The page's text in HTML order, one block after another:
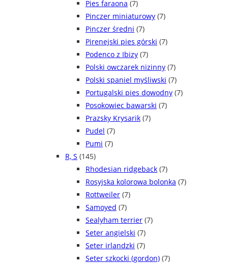
Pies faraona (7)
Pinczer miniaturowy (7)
Pinczer średni (7)
Pirenejski pies górski (7)
Podenco z Ibizy (7)
Polski owczarek nizinny (7)
Polski spaniel myśliwski (7)
Portugalski pies dowodny (7)
Posokowiec bawarski (7)
Prazsky Krysarik (7)
Pudel (7)
Pumi (7)
R, S (145)
Rhodesian ridgeback (7)
Rosyjska kolorowa bolonka (7)
Rottweiler (7)
Samoyed (7)
Sealyham terrier (7)
Seter angielski (7)
Seter irlandzki (7)
Seter szkocki (gordon) (7)